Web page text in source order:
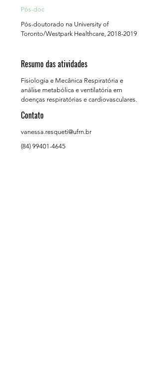
Pós-doc
Pós-doutorado na University of
Toronto/Westpark Healthcare, 2018-2019
Resumo das atividades
Fisiologia e Mecânica Respiratória e
análise metabólica e ventilatória em
doenças respiratórias e cardiovasculares.
Contato
vanessa.resqueti@ufrn.br
(84) 99401-4645